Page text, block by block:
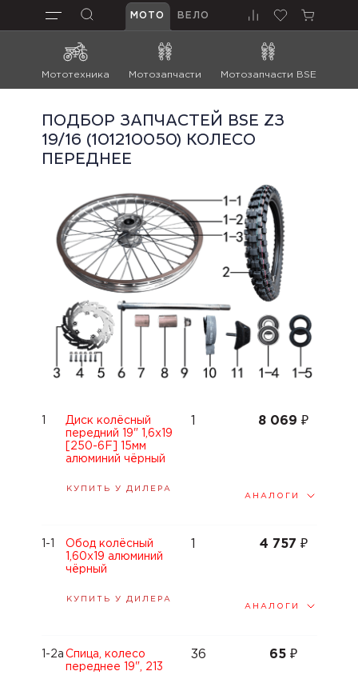
МОТО ВЕЛО
Мототехника Мотозапчасти Мотозапчасти BSE
ПОДБОР ЗАПЧАСТЕЙ BSE Z3
19/16 (101210050) КОЛЕСО
ПЕРЕДНЕЕ
Диск колёсный
передний 19" 1,6x19
[250-6F] 15мм
алюминий чёрный
8 069₽
КУПИТЬ У ДИЛЕРА
АНАЛОГИ
Обод колёсный
1,60x19 алюминий
чёрный
4 757 ₽
КУПИТЬ У ДИЛЕРА
АНАЛОГИ
1-1
Спица, колесо
переднее 19", 213
36 65₽
1-2a